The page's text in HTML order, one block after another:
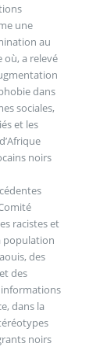
une
au
où, a relevé
dans
sociales,
et les
noirs
racistes et
population
des
des
informations
dans la
noirs